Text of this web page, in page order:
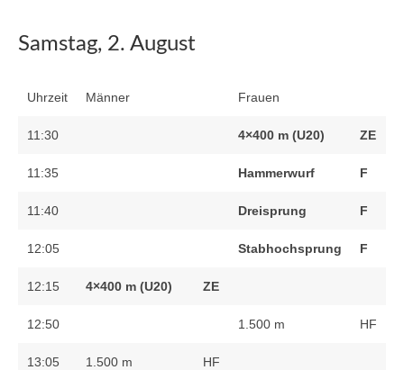
Samstag, 2. August
Uhrzeit Männer Frauen
11:30 4×400 m (U20) ZE
11:35 Hammerwurf F
11:40 Dreisprung F
12:05 Stabhochsprung F
12:15 4×400 m (U20) ZE
12:50 1.500 m HF
13:05 1.500 m HF